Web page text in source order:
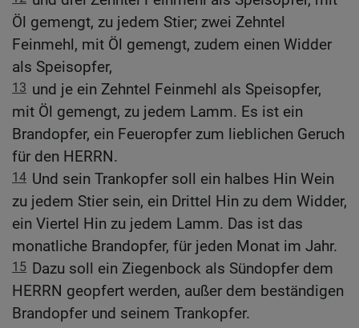
Öl gemengt, zu jedem Stier; zwei Zehntel
Feinmehl, mit Öl gemengt, zudem einen Widder
als Speisopfer,
13 und je ein Zehntel Feinmehl als Speisopfer,
mit Öl gemengt, zu jedem Lamm. Es ist ein
Brandopfer, ein Feueropfer zum lieblichen Geruch
für den HERRN.
14 Und sein Trankopfer soll ein halbes Hin Wein
zu jedem Stier sein, ein Drittel Hin zu dem Widder,
ein Viertel Hin zu jedem Lamm. Das ist das
monatliche Brandopfer, für jeden Monat im Jahr.
15 Dazu soll ein Ziegenbock als Sündopfer dem
HERRN geopfert werden, außer dem beständigen
Brandopfer und seinem Trankopfer.